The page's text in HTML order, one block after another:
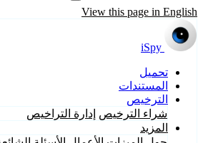
View this page in English
iSpy
تحميل
المستندات
الترخيص
شراء الترخيص إدارة التراخيص
المزيد